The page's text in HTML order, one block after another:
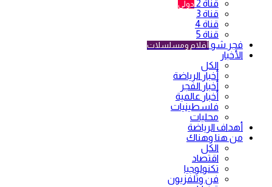
قناة 2 دولي
قناة 3
قناة 4
قناة 5
فجر شو أفلام ومسلسلات
الأخبار
الكل
أخبار الرياضة
أخبار الفجر
أخبار عالمية
فلسطينيات
محليات
أهداف الرياضة
من هنا وهناك
الكل
اقتصاد
تكنولوجيا
فن وتلفزيون